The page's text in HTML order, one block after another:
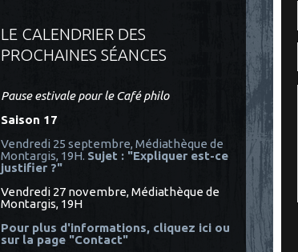
LE CALENDRIER DES
PROCHAINES SÉANCES
Pause estivale pour le Café philo
Saison 17
Vendredi 25 septembre, Médiathèque de
Montargis, 19H. Sujet : "Expliquer est-ce
justifier ?"
Vendredi 27 novembre, Médiathèque de
Montargis, 19H
Pour plus d'informations, cliquez ici ou
sur la page "Contact"